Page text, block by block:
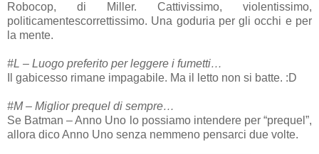
Robocop, di Miller. Cattivissimo, violentissimo,
politicamentescorrettissimo. Una goduria per gli occhi e per
la mente.
#L – Luogo preferito per leggere i fumetti…
Il gabicesso rimane impagabile. Ma il letto non si batte. :D
#M – Miglior prequel di sempre…
Se Batman – Anno Uno lo possiamo intendere per “prequel”,
allora dico Anno Uno senza nemmeno pensarci due volte.